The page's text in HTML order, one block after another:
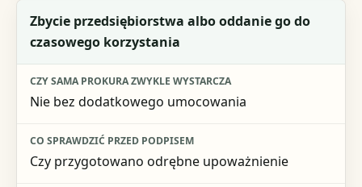
Zbycie przedsiębiorstwa albo oddanie go do
czasowego korzystania
Nie bez dodatkowego umocowania
Czy przygotowano odrębne upoważnienie